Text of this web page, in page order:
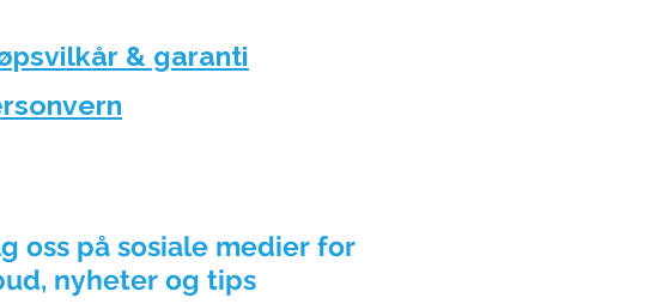
& garanti
oss på sosiale medier for
nyheter og tips